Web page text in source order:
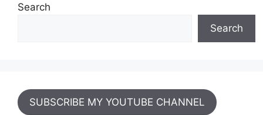
Search
Search
SUBSCRIBE MY YOUTUBE CHANNEL